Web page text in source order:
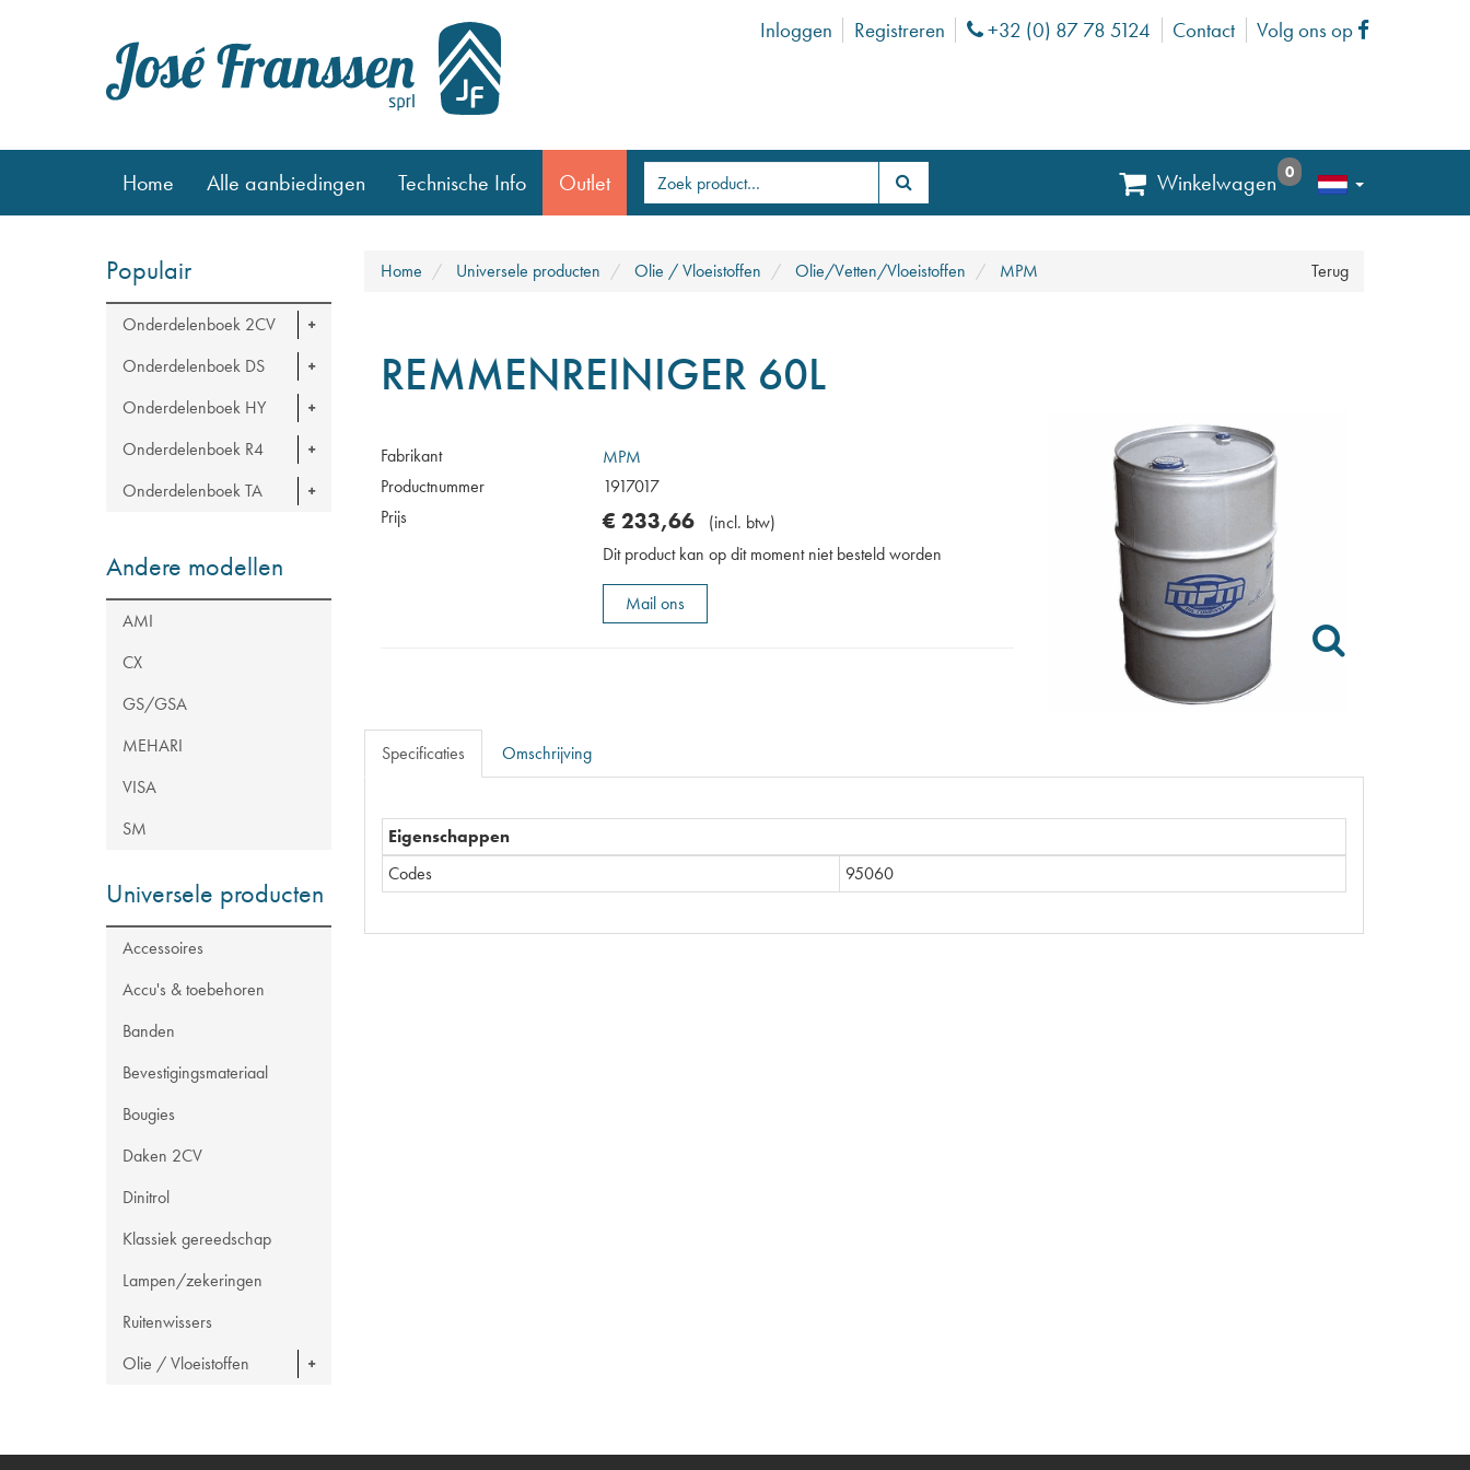
Inloggen Registreren Phone
+32 (0) 87 78 5124 Contact Volg ons op Facebook
Home Alle aanbiedingen Technische Info Outlet Winkelwagen 0
Populair
Onderdelenboek 2CV
Onderdelenboek DS
Onderdelenboek HY
Onderdelenboek R4
Onderdelenboek TA
Andere modellen
AMI
CX
GS/GSA
MEHARI
VISA
SM
Universele producten
Accessoires
Accu's & toebehoren
Banden
Bevestigingsmateriaal
Bougies
Daken 2CV
Dinitrol
Klassiek gereedschap
Lampen/zekeringen
Ruitenwissers
Olie / Vloeistoffen
Terug
Home Universele producten Olie / Vloeistoffen Olie/Vetten/Vloeistoffen MPM
REMMENREINIGER 60L
Fabrikant
MPM
Productnummer
1917017
Prijs
€ 233,66 (incl. btw)
Dit product kan op dit moment niet besteld worden
Mail ons
Specificaties Omschrijving
Eigenschappen
Codes
95060